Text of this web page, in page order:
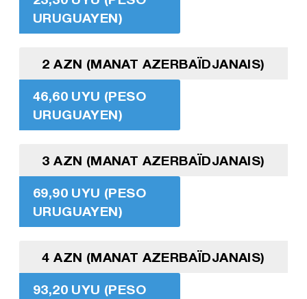
URUGUAYEN)
2 AZN (MANAT AZERBAÏDJANAIS)
46,60 UYU (PESO
URUGUAYEN)
3 AZN (MANAT AZERBAÏDJANAIS)
69,90 UYU (PESO
URUGUAYEN)
4 AZN (MANAT AZERBAÏDJANAIS)
93,20 UYU (PESO